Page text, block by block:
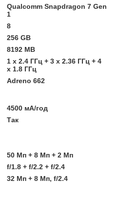
Qualcomm Snapdragon 7 Gen
1
8
256 GB
8192 MB
1 x 2.4 ГГц + 3 x 2.36 ГГц + 4
x 1.8 ГГц
Adreno 662
4500 мА/год
Так
50 Мп + 8 Мп + 2 Мп
f/1.8 + f/2.2 + f/2.4
32 Мп + 8 Мп, f/2.4